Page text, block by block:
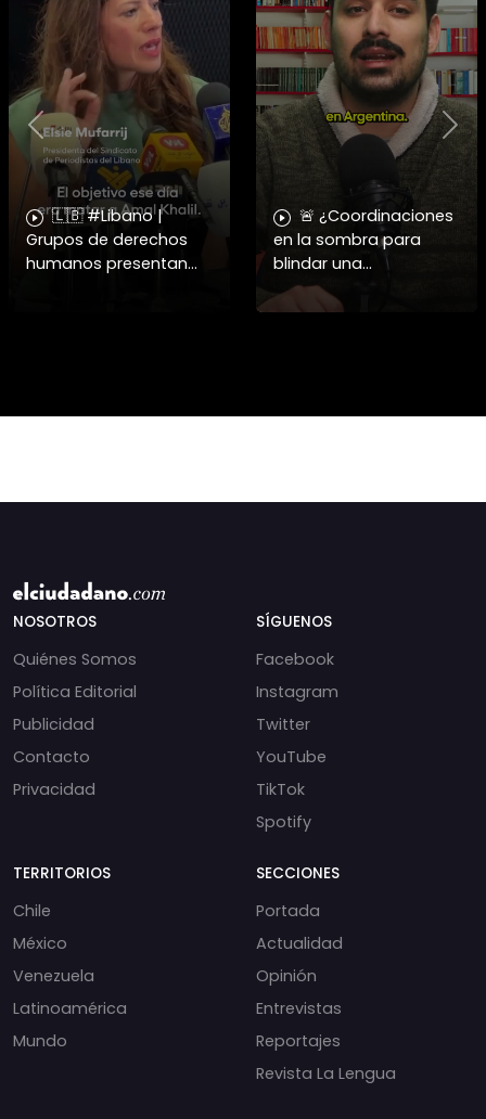
🇱🇧 #Libano |
Grupos de derechos
humanos presentan
🚨 ¿Coordinaciones
en la sombra para
blindar una
candidatura
presidencial? Nuevos
Previous
NOSOTROS
Quiénes Somos
Política Editorial
Publicidad
Contacto
Privacidad
SÍGUENOS
Facebook
Instagram
Twitter
YouTube
TikTok
Spotify
TERRITORIOS
Chile
México
Venezuela
Latinoamérica
Mundo
SECCIONES
Portada
Actualidad
Opinión
Entrevistas
Reportajes
Revista La Lengua